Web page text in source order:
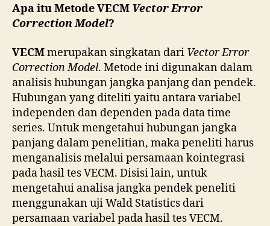
Apa itu Metode VECM Vector Error
Correction Model?
VECMmerupakan singkatan dari Vector Error
Correction Model. Metode ini digunakan dalam
analisis hubungan jangka panjang dan pendek.
Hubungan yang diteliti yaitu antara variabel
independen dan dependen pada data time
series. Untuk mengetahui hubungan jangka
panjang dalam penelitian, maka peneliti harus
menganalisis melalui persamaan kointegrasi
pada hasil tes VECM. Disisi lain, untuk
mengetahui analisa jangka pendek peneliti
menggunakan uji Wald Statistics dari
persamaan variabel pada hasil tes VECM.